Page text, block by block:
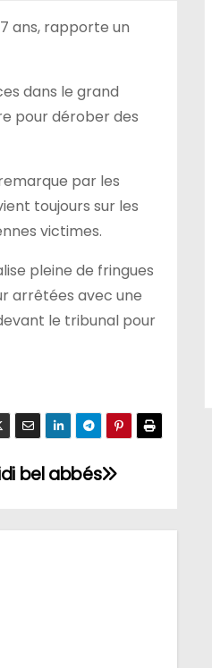
ans, rapporte un
dans le grand
pour dérober des
par les
toujours sur les
victimes.
pleine de fringues
arrêtées avec une
le tribunal pour
bel abbés